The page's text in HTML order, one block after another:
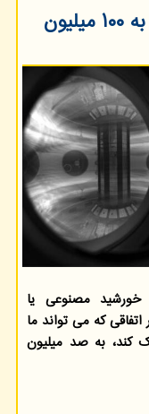
خورشید مصنوعی انگلیس هم به ۱۰۰ میلیون
مصنوعی یا
که می تواند ما
کند، به صد میلیون